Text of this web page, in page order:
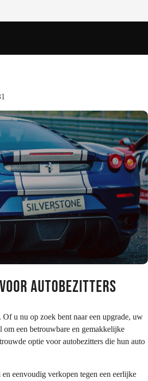
voor Autobezitters
u nu op zoek bent naar een upgrade, uw
een betrouwbare en gemakkelijke
optie voor autobezitters die hun auto
eenvoudig verkopen tegen een eerlijke